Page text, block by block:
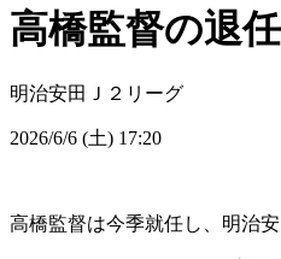
高橋監督の退
明治安田Ｊ２リーグ
2026/6/6 (土) 17:20
高橋監督は今季就任し、明治